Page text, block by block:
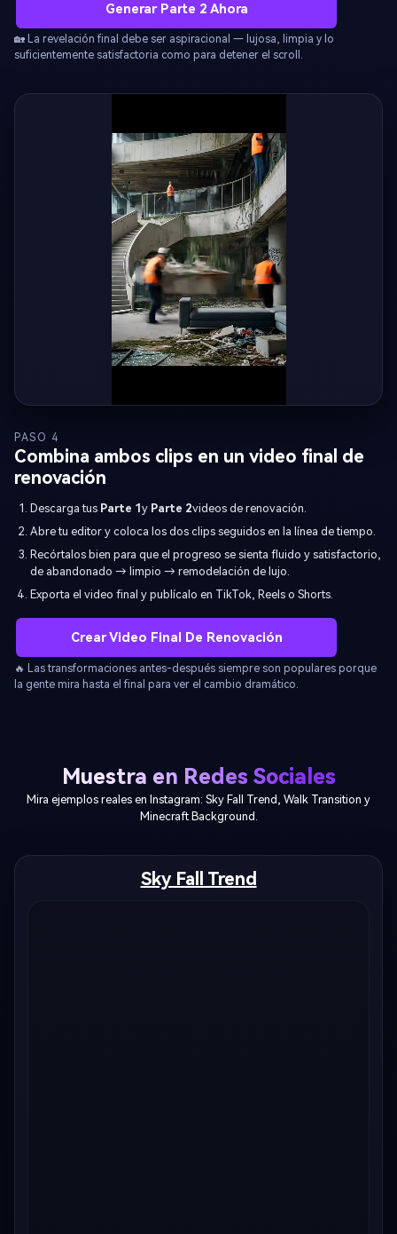
Generar Parte 2 Ahora
🏡 La revelación final debe ser aspiracional — lujosa, limpia y lo
suficientemente satisfactoria como para detener el scroll.
PASO 4
Combina ambos clips en un video final de
renovación
Descarga tus Parte 1 y Parte 2videos de renovación.
Abre tu editor y coloca los dos clips seguidos en la línea de tiempo.
Recórtalos bien para que el progreso se sienta fluido y satisfactorio,
de abandonado → limpio → remodelación de lujo.
Exporta el video final y publícalo en TikTok, Reels o Shorts.
Crear Video Final De Renovación
🔥 Las transformaciones antes-después siempre son populares porque
la gente mira hasta el final para ver el cambio dramático.
Muestra en Redes Sociales
Mira ejemplos reales en Instagram: Sky Fall Trend, Walk Transition y
Minecraft Background.
Sky Fall Trend